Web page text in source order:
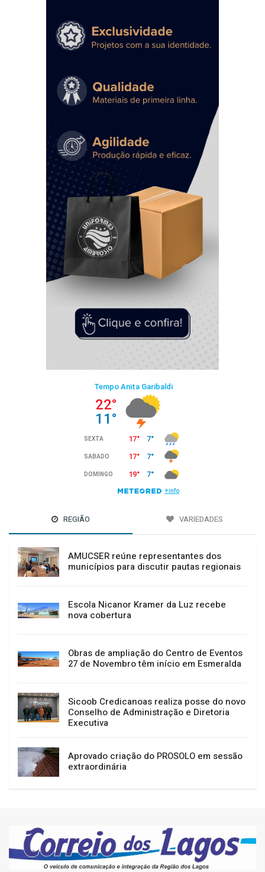
REGIÃO VARIEDADES
AMUCSER reúne representantes dos
municípios para discutir pautas regionais
Escola Nicanor Kramer da Luz recebe
nova cobertura
Obras de ampliação do Centro de Eventos
27 de Novembro têm início em Esmeralda
Sicoob Credicanoas realiza posse do novo
Conselho de Administração e Diretoria
Executiva
Aprovado criação do PROSOLO em sessão
extraordinária